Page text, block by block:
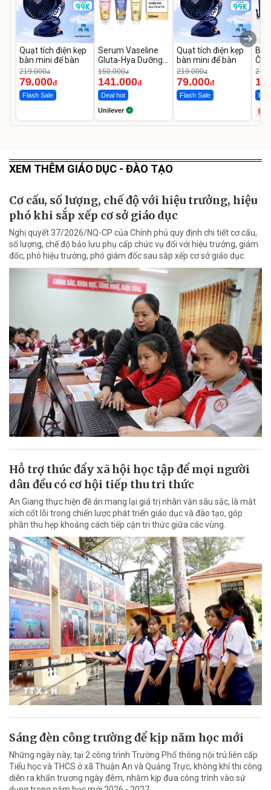
Quạt tích điện kẹp
bàn mini để bàn
219.000đ
79.000đ
Flash Sale
Serum Vaseline
Gluta-Hya Dưỡng
Da Sáng Mịn Sau 7
Ngày
150.000đ
141.000đ
Deal hot
Unilever
Quạt tích điện kẹp
bàn mini để bàn
219.000đ
79.000đ
Flash Sale
Ô
Hot
XEM THÊM GIÁO DỤC - ĐÀO TẠO
Cơ cấu, số lượng, chế độ với hiệu trưởng, hiệu
phó khi sắp xếp cơ sở giáo dục
Nghị quyết 37/2026/NQ-CP của Chính phủ quy định chi tiết cơ cấu,
số lượng, chế độ bảo lưu phụ cấp chức vụ đối với hiệu trưởng, giám
đốc, phó hiệu trưởng, phó giám đốc sau sắp xếp cơ sở giáo dục.
Hỗ trợ thúc đẩy xã hội học tập để mọi người
dân đều có cơ hội tiếp thu tri thức
An Giang thực hiện đề án mang lại giá trị nhân văn sâu sắc, là mắt
xích cốt lõi trong chiến lược phát triển giáo dục và đào tạo, góp
phần thu hẹp khoảng cách tiếp cận tri thức giữa các vùng.
Sáng đèn công trường để kịp năm học mới
Những ngày này, tại 2 công trình Trường Phổ thông nội trú liên cấp
Tiểu học và THCS ở xã Thuận An và Quảng Trực, không khí thi công
diễn ra khẩn trương ngày đêm, nhằm kịp đưa công trình vào sử